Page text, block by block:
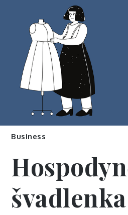
Business
švadlenka